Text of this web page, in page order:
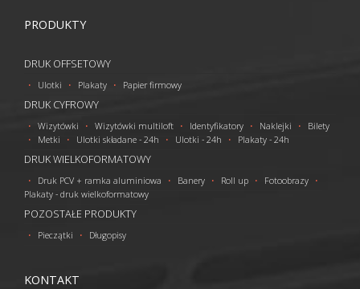
PRODUKTY
DRUK OFFSETOWY
Ulotki Plakaty Papier firmowy
DRUK CYFROWY
Wizytówki Wizytówki multiloft Identyfikatory Naklejki
Bilety
Metki
Ulotki składane - 24h Ulotki - 24h Plakaty - 24h
DRUK WIELKOFORMATOWY
Druk PCV + ramka aluminiowa Banery Roll up
Fotoobrazy
Plakaty - druk wielkoformatowy
POZOSTAŁE PRODUKTY
Pieczątki Długopisy
KONTAKT